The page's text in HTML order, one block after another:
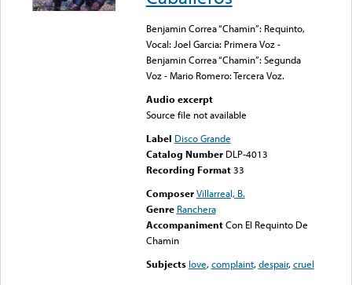
Benjamin Correa “Chamin”: Requinto,
Vocal: Joel Garcia: Primera Voz -
Benjamin Correa “Chamin”: Segunda
Voz - Mario Romero: Tercera Voz.
Audio excerpt
Source file not available
Label Disco Grande
Catalog Number DLP-4013
Recording Format33
Composer Villarreal, B.
Genre Ranchera
Accompaniment Con El Requinto De
Chamin
Subjects love,complaint,despair,cruel